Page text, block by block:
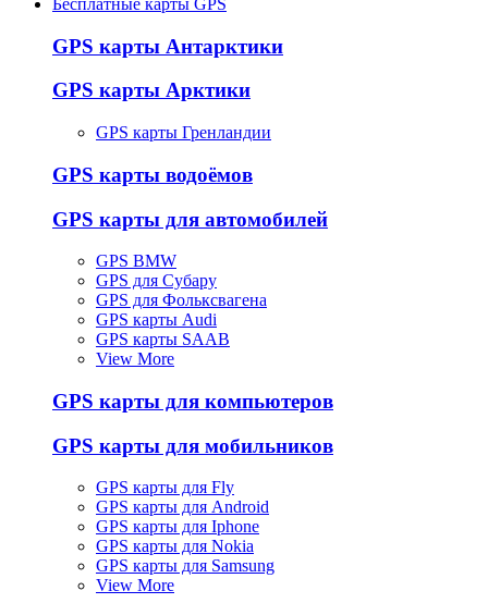
Бесплатные карты GPS
GPS карты Антарктики
GPS карты Арктики
GPS карты Гренландии
GPS карты водоёмов
GPS карты для автомобилей
GPS BMW
GPS для Субару
GPS для Фольксвагена
GPS карты Audi
GPS карты SAAB
View More
GPS карты для компьютеров
GPS карты для мобильников
GPS карты для Fly
GPS карты для Android
GPS карты для Iphone
GPS карты для Nokia
GPS карты для Samsung
View More